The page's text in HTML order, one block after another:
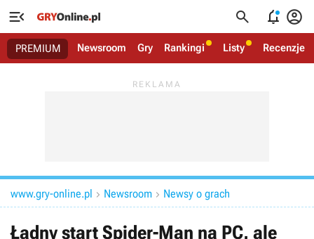
   
PREMIUM Newsroom Gry Rankingi Listy Recenzje
www.gry-online.pl  Newsroom  Newsy o grach
Ładny start Spider-Man na PC, ale